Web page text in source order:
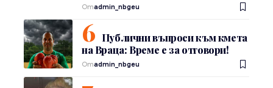
Отadmin_nbgeu
Публични въпроси към кмета
на Враца: Време е за отговори!
Отadmin_nbgeu